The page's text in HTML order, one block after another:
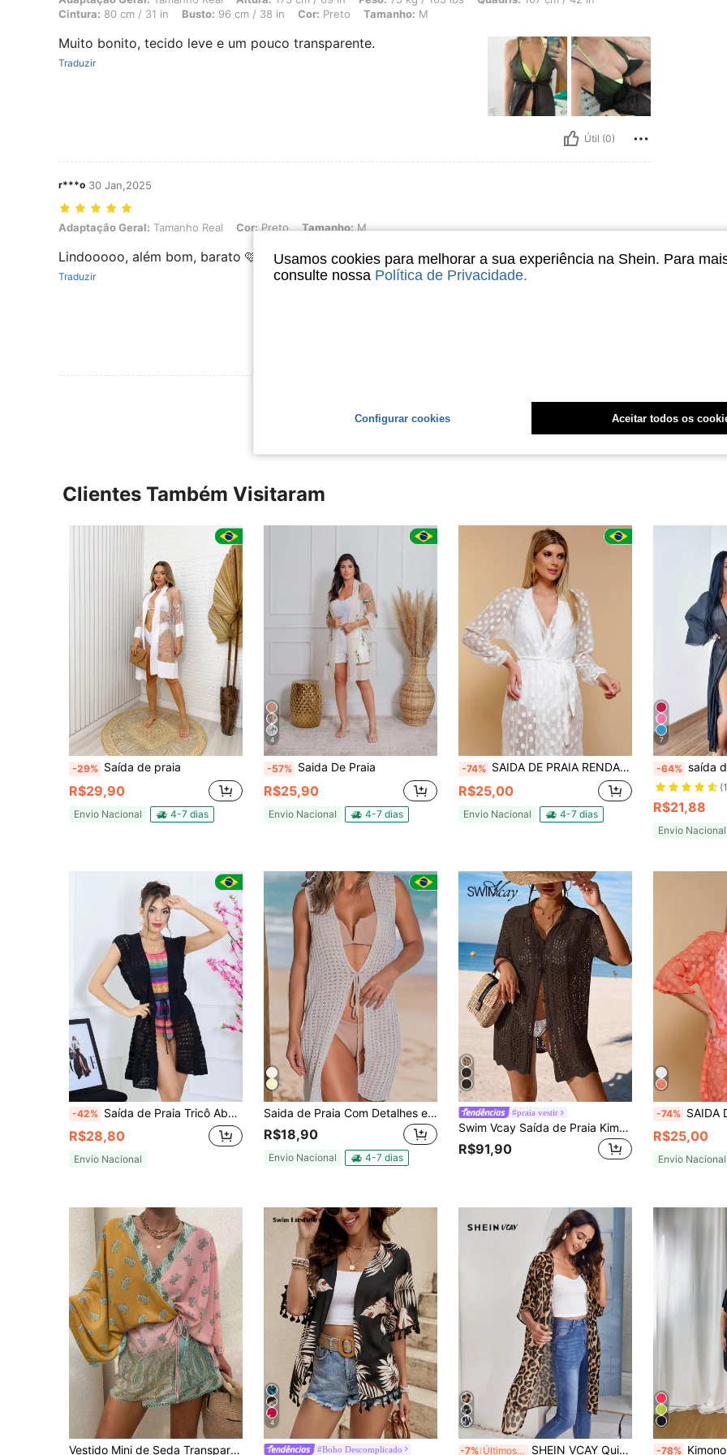
Cintura: 80 cm / 31 in Busto: 96 cm / 38 in Cor: Preto Tamanho: M
Muito bonito, tecido leve e um pouco transparente.
Traduzir
Útil (0)
r***o 30 Jan,2025
Adaptação Geral: Tamanho Real, Cor: Preto, Tamanho: M
Adaptação Geral: Tamanho Real Cor:Preto Tamanho:M
Lindooooo, além bom, barato 🩷🩷🩷🩷 eu ameiiii
Traduzir
Clientes Também Visitaram
-29% Saída de praia
R$29,90
Envio Nacional 4-7 dias
4
-57% Saida De Praia
R$25,90
Envio Nacional 4-7 dias
-74% SAIDA DE PRAIA RENDA MANGA LONGA TULI BOLINHA
R$25,00
Envio Nacional 4-7 dias
7
-64% saída de praia festa moda
R$21,88
Envio Nacional
-42% Saída de Praia Tricô Aberta Babado Cordão na Cintura Basica
R$28,80
Envio Nacional
Saida de Praia Com Detalhes e Cordão Para ajuste Moda Feminina Saída de Banho Curta em Tricot Moda Verão
R$18,90
Envio Nacional 4-7 dias
#praia vestir
Swim Vcay Saída de Praia Kimono de Malha Vazada Cor Sólida para Férias
R$91,90
-74% SAIDA DE
R$25,00
Envio Nacional
Vestido Mini de Seda Transparente com Estampa Boêmia em Toda a Peça, Novo Lançamento Primavera/Verão Férias Praia
#2 Mais Vendido em novo Capas Femininas
4
#Boho Descomplicado -7% Últimos 2 dias SHEIN VCAY Quimono de Chiffon de Leopardo com Abertura Frontal e Bainha Partida, Verão -78% Kimono Elegante
Usamos cookies para melhorar a sua experiência na Shein. Para
consulte nossa Política de Privacidade.
Configurar cookies Aceitar todos os